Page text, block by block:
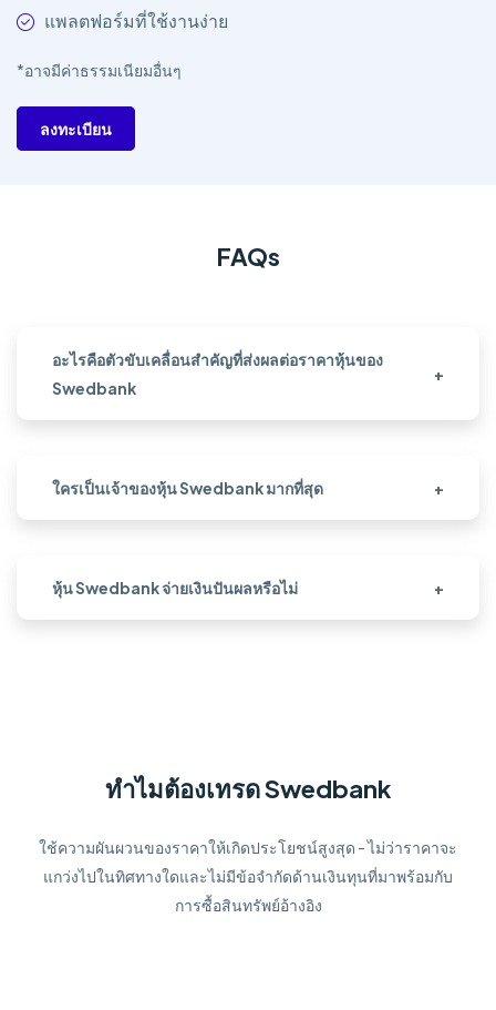
แพลตฟอร์มที่ใช้งานง่าย
*อาจมีค่าธรรมเนียมอื่นๆ
ลงทะเบียน
FAQs
อะไรคือตัวขับเคลื่อนสำคัญที่ส่งผลต่อราคาหุ้นของ
Swedbank
+
ใครเป็นเจ้าของหุ้น Swedbank มากที่สุด +
หุ้น Swedbank จ่ายเงินปันผลหรือไม่ +
ทำไมต้องเทรด Swedbank
ใช้ความผันผวนของราคาให้เกิดประโยชน์สูงสุด - ไม่ว่าราคาจะ
แกว่งไปในทิศทางใดและไม่มีข้อจำกัดด้านเงินทุนที่มาพร้อมกับ
การซื้อสินทรัพย์อ้างอิง